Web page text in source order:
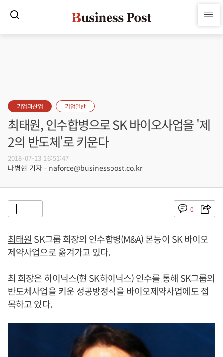
기업과산업 기업일반
최태원, 인수합병으로 SK 바이오사업을 '제
2의 반도체'로 키운다
2018-07-13 16:51:47
나병현 기자 - naforce@businesspost.co.kr
0
최태원 SK그룹 회장의 인수합병(M&A) 본능이 SK 바이오
제약사업으로 옮겨가고 있다.
최 회장은 하이닉스(현 SK하이닉스) 인수를 통해 SK그룹의
반도체사업을 키운 성공방정식을 바이오제약사업에도 접
목하고 있다.